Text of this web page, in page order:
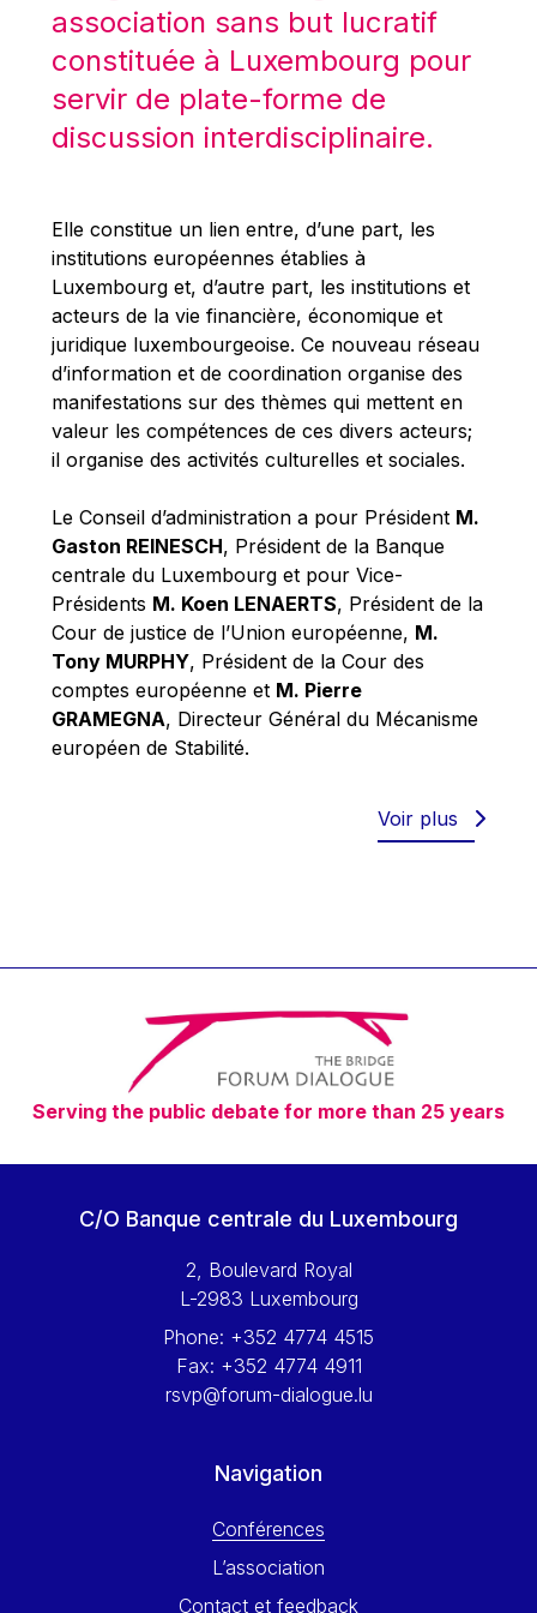
Robert Goebbels
Robert REYNDERS
Robert WEIDES
Rolf Tarrach
Tim Lankester
Timothy Radcliffe
Vaclav Klaus
Vassilios Skouris
Vítor Manuel da Silva Caldeira
Viviane Reding
Walter Hagg
Walter RADERMACHER
Werner Hoyer
Wolfgang Ketterle
Yasser Abed Rabbo
Yossi Beillin
Yves FRANCHET
Yves Mersch
association sans but lucratif
constituée à Luxembourg pour
servir de plate-forme de
discussion interdisciplinaire.
Elle constitue un lien entre, d’une part, les
institutions européennes établies à
Luxembourg et, d’autre part, les institutions et
acteurs de la vie financière, économique et
juridique luxembourgeoise. Ce nouveau réseau
d’information et de coordination organise des
manifestations sur des thèmes qui mettent en
valeur les compétences de ces divers acteurs;
il organise des activités culturelles et sociales.
Le Conseil d’administration a pour Président M.
Gaston REINESCH, Président de la Banque
centrale du Luxembourg et pour Vice-
Présidents M. Koen LENAERTS, Président de la
Cour de justice de l’Union européenne, M.
Tony MURPHY, Président de la Cour des
comptes européenne et M. Pierre
GRAMEGNA, Directeur Général du Mécanisme
européen de Stabilité.
Voir plus
Serving the public debate for more than 25 years
C/O Banque centrale du Luxembourg
2, Boulevard Royal
L-2983 Luxembourg
Phone: +352 4774 4515
Fax: +352 4774 4911
rsvp@forum-dialogue.lu
Navigation
Conférences
L’association
Contact et feedback